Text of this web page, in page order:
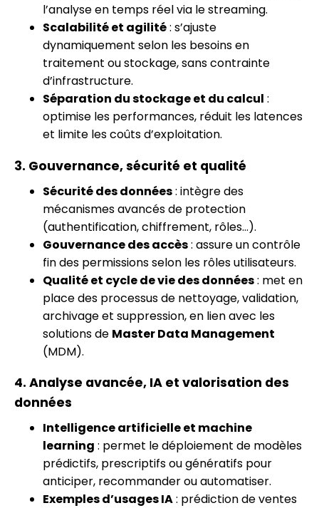
l’analyse en temps réel via le streaming.
Scalabilité et agilité: s’ajuste
dynamiquement selon les besoins en
traitement ou stockage, sans contrainte
d’infrastructure.
Séparation du stockage et du calcul :
optimise les performances, réduit les latences
et limite les coûts d’exploitation.
3. Gouvernance, sécurité et qualité
Sécurité des données: intègre des
mécanismes avancés de protection
(authentification, chiffrement, rôles…).
Gouvernance des accès: assure un contrôle
fin des permissions selon les rôles utilisateurs.
Qualité et cycle de vie des données: met en
place des processus de nettoyage, validation,
archivage et suppression, en lien avec les
solutions de Master Data Management
(MDM).
4. Analyse avancée, IA et valorisation des
données
Intelligence artificielle et machine
learning : permet le déploiement de modèles
prédictifs, prescriptifs ou génératifs pour
anticiper, recommander ou automatiser.
Exemples d’usages IA: prédiction de ventes